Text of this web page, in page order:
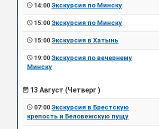
14:00Экскурсия по Минску
15:00Экскурсия по Минску
15:00Экскурсия в Хатынь
19:00Экскурсия по вечернему
Минску
13 Август (Четверг )
07:00Экскурсия в Брестскую
крепость и Беловежскую пущу